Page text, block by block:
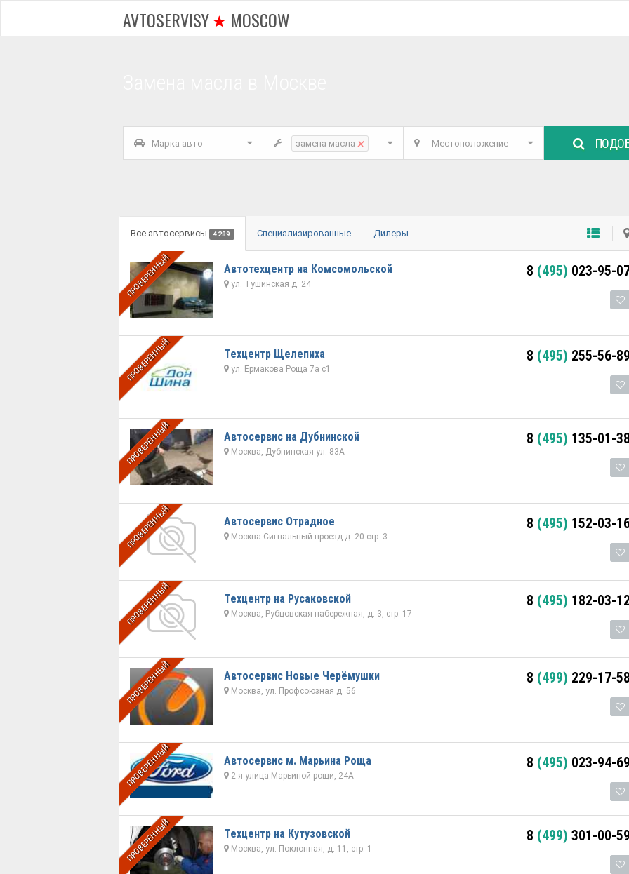
AVTOSERVISY MOSCOW
Марка авто замена масла × Местоположение
Все автосервисы 4289 Специализированные Дилеры
ПРОВЕРЕННЫЙ Автотехцентр на Комсомольской
ул. Тушинская д. 24
8 (495) 023-95-
ПРОВЕРЕННЫЙ Техцентр Щелепиха
ул. Ермакова Роща 7а с1
8 (495) 255-56-89
ПРОВЕРЕННЫЙ Автосервис на Дубнинской
Москва, Дубнинская ул. 83А
8 (495) 135-01-38
ПРОВЕРЕННЫЙ Автосервис Отрадное
Москва Сигнальный проезд д. 20 стр. 3
8 (495) 152-03-
ПРОВЕРЕННЫЙ Техцентр на Русаковской
Москва, Рубцовская набережная, д. 3, стр. 17
8 (495) 182-03-12
ПРОВЕРЕННЫЙ Автосервис Новые Черёмушки
Москва, ул. Профсоюзная д. 56
8 (499) 229-17-58
ПРОВЕРЕННЫЙ Автосервис м. Марьина Роща
2-я улица Марьиной рощи, 24А
8 (495) 023-94-69
ПРОВЕРЕННЫЙ Техцентр на Кутузовской
Москва, ул. Поклонная, д. 11, стр. 1
8 (499) 301-00-59